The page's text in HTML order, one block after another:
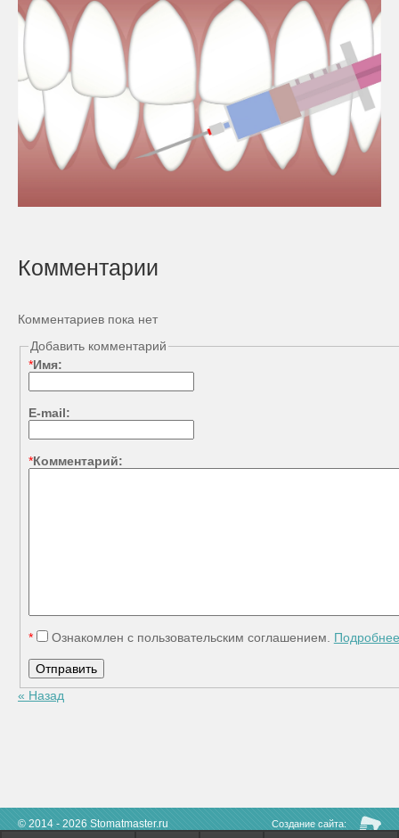
Комментарии
Комментариев пока нет
Добавить комментарий
*Имя:
E-mail:
*Комментарий:
* Ознакомлен с пользовательским соглашением. Подробнее
« Назад
© 2014 - 2026 Stomatmaster.ru
Создание сайта: